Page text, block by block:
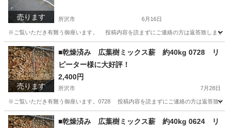
売ります 所沢市 6月16日
※ご覧いただき有難う御座います。 投稿内容を読まずにご連絡の方は返答致しま
埼玉 所沢市 その他 ブラシ
売ります
■乾燥済み 広葉樹ミックス薪 約40kg 0728 リ
ピーター様に大好評！
2,400円
所沢市 7月28日
※ご覧いただき有難う御座います。0728 投稿内容を読まずにご連絡の方は返答致
埼玉 所沢市 その他
■乾燥済み 広葉樹ミックス薪 約40kg 0624 リ